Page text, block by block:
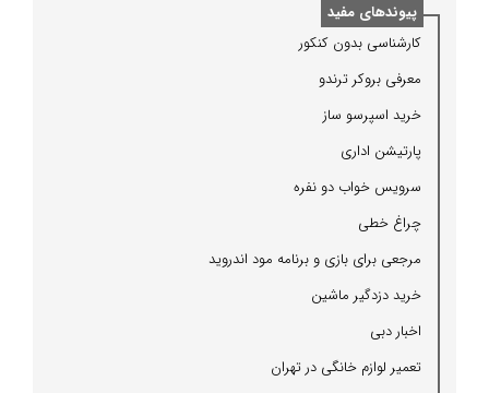
پیوندهای مفید
كارشناسی بدون كنكور
معرفی بروكر ترندو
خرید اسپرسو ساز
پارتیشن اداری
سرویس خواب دو نفره
چراغ خطی
مرجعی برای بازی و برنامه مود اندروید
خرید دزدگیر ماشین
اخبار دبی
تعمیر لوازم خانگی در تهران